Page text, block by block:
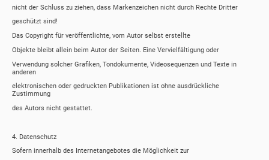
nicht der Schluss zu ziehen, dass Markenzeichen nicht durch Rechte Dritter
geschützt sind!
Das Copyright für veröffentlichte, vom Autor selbst erstellte
Objekte bleibt allein beim Autor der Seiten. Eine Vervielfältigung oder
Verwendung solcher Grafiken, Tondokumente, Videosequenzen und Texte in
anderen
elektronischen oder gedruckten Publikationen ist ohne ausdrückliche
Zustimmung
des Autors nicht gestattet.
4. Datenschutz
Sofern innerhalb des Internetangebotes die Möglichkeit zur